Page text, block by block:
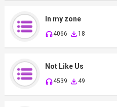
In my zone
4066 18
Not Like Us
4539 49